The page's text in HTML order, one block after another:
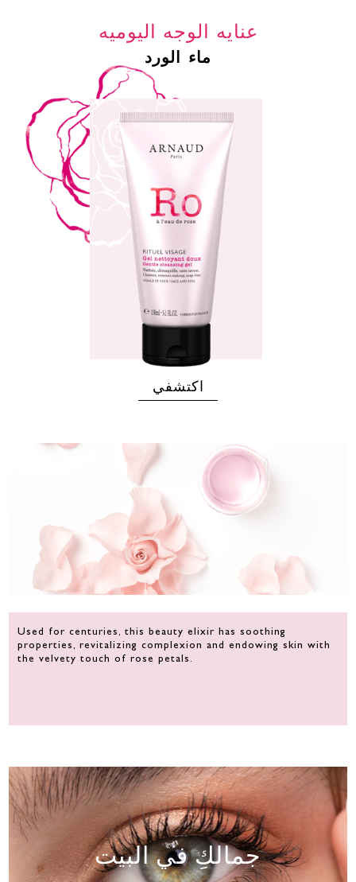
عنايه الوجه اليوميه
ماء الورد
اكتشفي
Used for centuries, this beauty elixir has soothing
properties, revitalizing complexion and endowing skin with
the velvety touch of rose petals.
جمالكِ في البيت